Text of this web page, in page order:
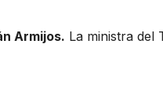
Armijos. La ministra del